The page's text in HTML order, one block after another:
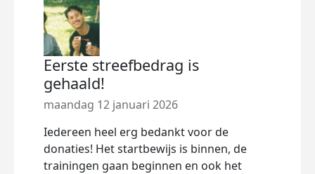
Eerste streefbedrag is
gehaald!
maandag 12 januari 2026
Iedereen heel erg bedankt voor de
donaties! Het startbewijs is binnen, de
trainingen gaan beginnen en ook het